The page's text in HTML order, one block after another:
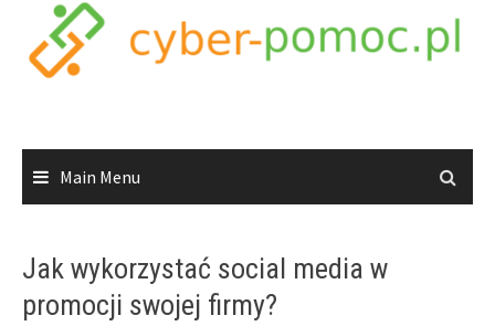
content
Main Menu
Jak wykorzystać social media w
promocji swojej firmy?